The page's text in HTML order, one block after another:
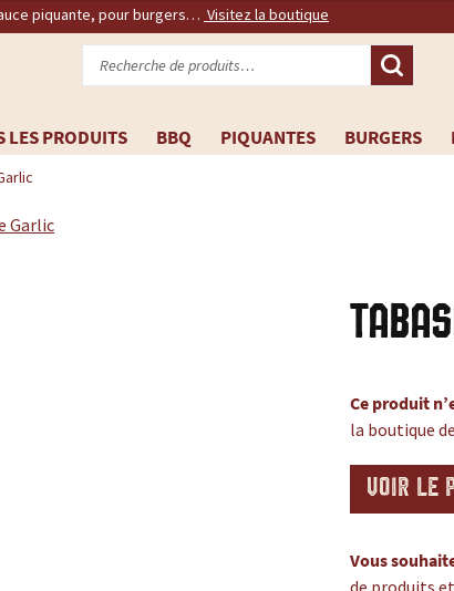
piquante, pour burgers… Visitez la boutique
pour :
LES PRODUITS BBQ PIQUANTES BURGERS
Ce produit
la boutique
VOIR LE
Vous
de produits